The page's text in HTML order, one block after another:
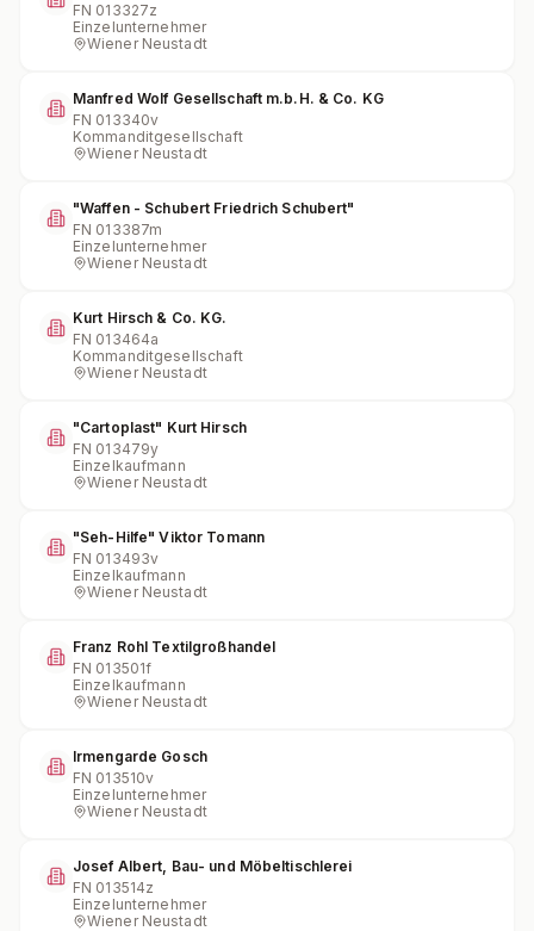
FN 013327z
Einzelunternehmer
Wiener Neustadt
Manfred Wolf Gesellschaft m.b.H. & Co. KG
FN 013340v
Kommanditgesellschaft
Wiener Neustadt
"Waffen - Schubert Friedrich Schubert"
FN 013387m
Einzelunternehmer
Wiener Neustadt
Kurt Hirsch & Co. KG.
FN 013464a
Kommanditgesellschaft
Wiener Neustadt
"Cartoplast" Kurt Hirsch
FN 013479y
Einzelkaufmann
Wiener Neustadt
"Seh-Hilfe" Viktor Tomann
FN 013493v
Einzelkaufmann
Wiener Neustadt
Franz Rohl Textilgroßhandel
FN 013501f
Einzelkaufmann
Wiener Neustadt
Irmengarde Gosch
FN 013510v
Einzelunternehmer
Wiener Neustadt
Josef Albert, Bau- und Möbeltischlerei
FN 013514z
Einzelunternehmer
Wiener Neustadt